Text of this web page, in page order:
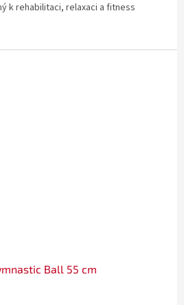
k rehabilitaci, relaxaci a fitness
Ball 55 cm